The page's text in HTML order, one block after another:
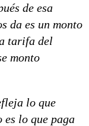
de esa
da es un monto
tarifa del
monto
lo que
es lo que paga